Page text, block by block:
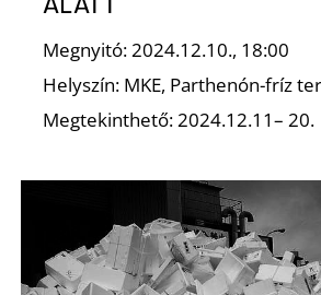
Megnyitó: 2024.12.10., 18:00
Helyszín: MKE, Parthenón-fríz
Megtekinthető: 2024.12.11– 20.